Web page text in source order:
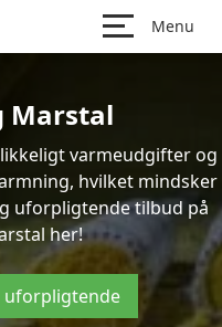
Menu
Marstal
varmeudgifter og
hvilket mindsker
uforpligtende tilbud på
her!
uforpligtende